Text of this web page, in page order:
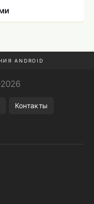
ANDROID
Контакты